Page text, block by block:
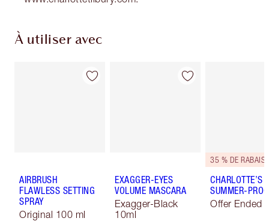
À utiliser avec
AIRBRUSH
FLAWLESS SETTING
SPRAY
Original 100 ml
EXAGGER-EYES
VOLUME MASCARA
Exagger-Black
10ml
35 % DE RABAIS*
CHARLOTTE’S
SUMMER-
Offer Ended